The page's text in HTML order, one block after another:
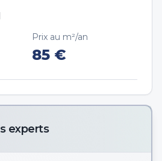
Prix au m²/an
85 €
experts